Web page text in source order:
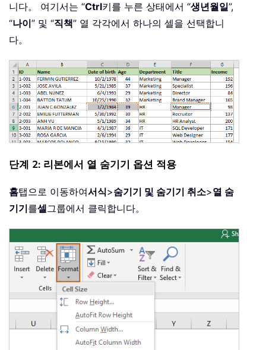
니다。 여기서는 “Ctrl키를 누른 상태에서 “생년월일”,
“나이” 및 “직책” 열 각각에서 하나의 셀을 선택합니
다。
단계 2: 리본에서 열 숨기기 옵션 적용
홈탭으로 이동하여서식>숨기기 및 숨기기 취소>열 숨
기기를셀그룹에서 클릭합니다。